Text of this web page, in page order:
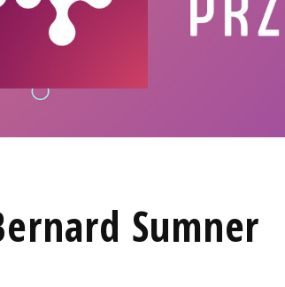
Sumner